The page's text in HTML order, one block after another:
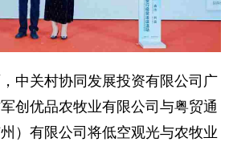
中关村协同发展投资有限公司广
创优品农牧业有限公司与粤贸通
）有限公司将低空观光与农牧业